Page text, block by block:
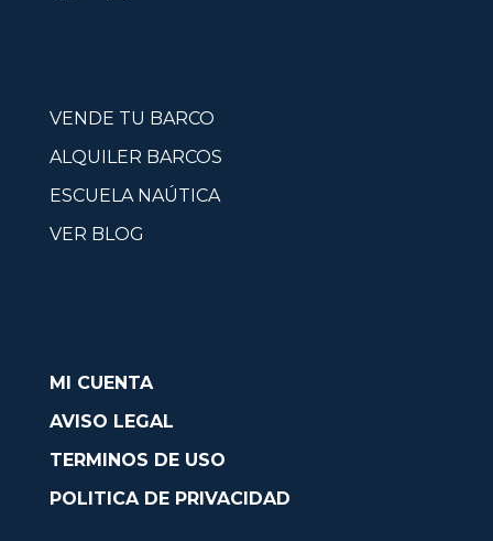
VENDE TU BARCO
ALQUILER BARCOS
ESCUELA NAÚTICA
VER BLOG
MI CUENTA
AVISO LEGAL
TERMINOS DE USO
POLITICA DE PRIVACIDAD